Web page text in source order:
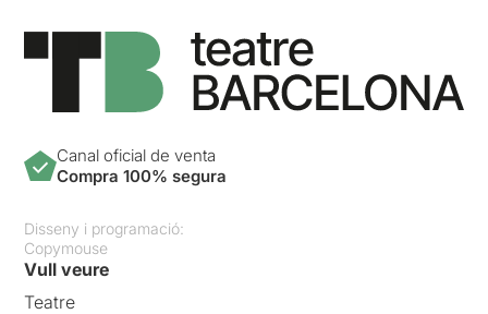
Canal oficial de venta
Compra 100% segura
Disseny i programació:
Copymouse
Vull veure
Teatre